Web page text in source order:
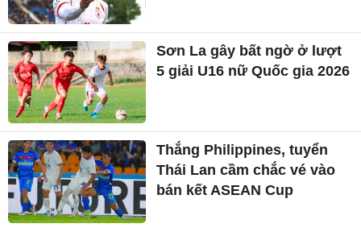
Sơn La gây bất ngờ ở lượt
5 giải U16 nữ Quốc gia 2026
Thắng Philippines, tuyển
Thái Lan cầm chắc vé vào
bán kết ASEAN Cup